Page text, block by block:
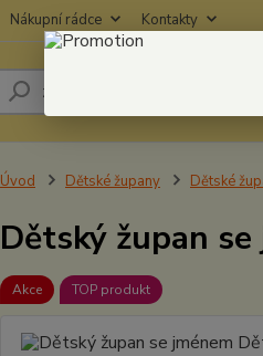
Nákupní rádce Kontakty
Úvod Dětské župany Dětské
Dětský župan
Akce TOP produkt